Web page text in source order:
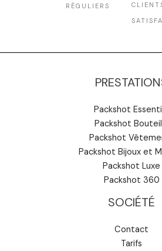
RÉGULIERS
Packshot
Packshot
Packshot
Packshot Bijoux et
Packshot Luxe
Packshot 360
SOCIÉTÉ
Contact
Tarifs